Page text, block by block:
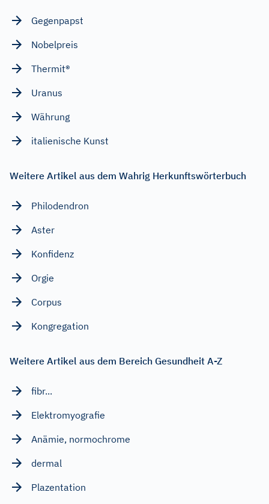
Gegenpapst
Nobelpreis
Thermit®
Uranus
Währung
italienische Kunst
Weitere Artikel aus dem Wahrig Herkunftswörterbuch
Philodendron
Aster
Konfidenz
Orgie
Corpus
Kongregation
Weitere Artikel aus dem Bereich Gesundheit A-Z
fibr...
Elektromyografie
Anämie, normochrome
dermal
Plazentation